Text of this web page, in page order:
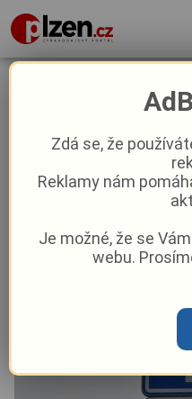
Parkovací zóna
Předměstí se
8. 12.
Zdá se, že
Reklamy nám
Je možné, že se
webu.